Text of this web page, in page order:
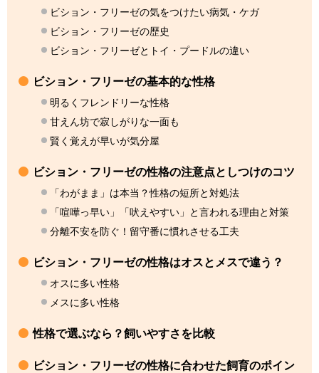
ビション・フリーゼの気をつけたい病気・ケガ
ビション・フリーゼの歴史
ビション・フリーゼとトイ・プードルの違い
ビション・フリーゼの基本的な性格
明るくフレンドリーな性格
甘えん坊で寂しがりな一面も
賢く覚えが早いが気分屋
ビション・フリーゼの性格の注意点としつけのコツ
「わがまま」は本当？性格の短所と対処法
「喧嘩っ早い」「吠えやすい」と言われる理由と対策
分離不安を防ぐ！留守番に慣れさせる工夫
ビション・フリーゼの性格はオスとメスで違う？
オスに多い性格
メスに多い性格
性格で選ぶなら？飼いやすさを比較
ビション・フリーゼの性格に合わせた飼育のポイン